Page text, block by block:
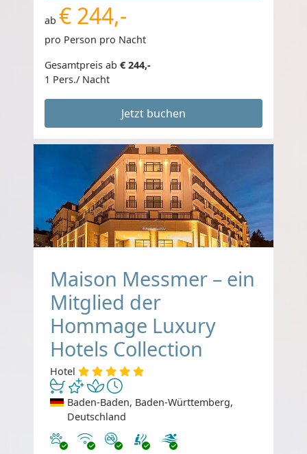
ab € 244,-
pro Person pro Nacht
Gesamtpreis ab € 244,-
1 Pers./ Nacht
Jetzt buchen
Maison Messmer – ein
Mitglied der
Hommage Luxury
Hotels Collection
Hotel
Baden-Baden, Baden-Württemberg,
Deutschland
Haustiere erlaubt
InternetNichtraucher